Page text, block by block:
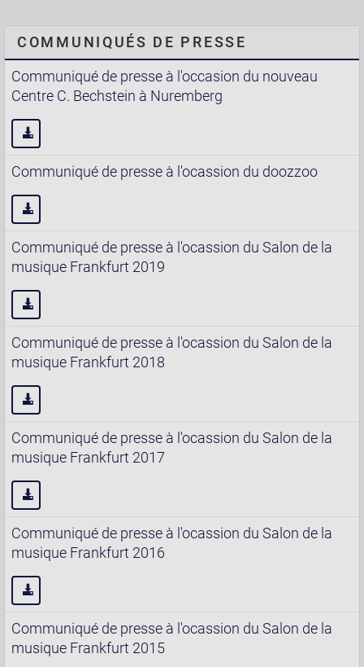
COMMUNIQUÉS DE PRESSE
Communiqué de presse à l'occasion du nouveau
Centre C. Bechstein à Nuremberg
Communiqué de presse à l'ocassion du doozzoo
Communiqué de presse à l'ocassion du Salon de la
musique Frankfurt 2019
Communiqué de presse à l'ocassion du Salon de la
musique Frankfurt 2018
Communiqué de presse à l'ocassion du Salon de la
musique Frankfurt 2017
Communiqué de presse à l'ocassion du Salon de la
musique Frankfurt 2016
Communiqué de presse à l'ocassion du Salon de la
musique Frankfurt 2015